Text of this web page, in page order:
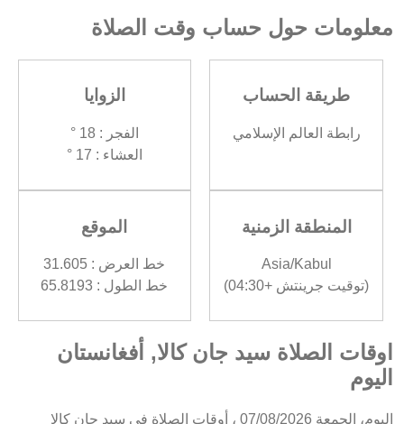
معلومات حول حساب وقت الصلاة
طريقة الحساب
رابطة العالم الإسلامي
الزوايا
الفجر : 18 °
العشاء : 17 °
المنطقة الزمنية
Asia/Kabul
(توقيت جرينتش +04:30)
الموقع
خط العرض : 31.605
خط الطول : 65.8193
اوقات الصلاة سيد جان كالا, أفغانستان
اليوم
اليوم، الجمعة 07/08/2026 ، أوقات الصلاة في سيد جان كالا